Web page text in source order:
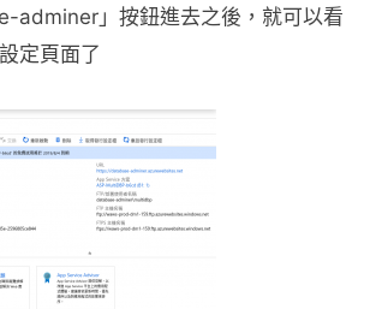
adminer」按鈕進去之後，就可以看
定頁面了